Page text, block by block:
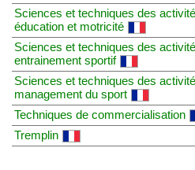
Sciences et techniques des
éducation et motricité
Sciences et techniques des
entrainement sportif
Sciences et techniques des
management du sport
Techniques de commercialisation
Tremplin